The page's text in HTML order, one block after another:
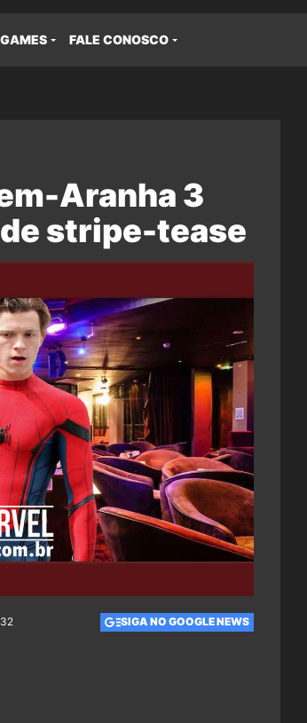
GAMES FALE CONOSCO
Aranha 3
stripe-tease
SIGA NO GOOGLE NEWS